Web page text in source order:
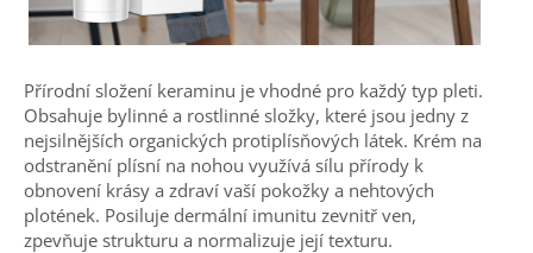
Přírodní složení keraminu je vhodné pro každý typ pleti.
Obsahuje bylinné a rostlinné složky, které jsou jedny z
nejsilnějších organických protiplísňových látek. Krém na
odstranění plísní na nohou využívá sílu přírody k
obnovení krásy a zdraví vaší pokožky a nehtových
plotének. Posiluje dermální imunitu zevnitř ven,
zpevňuje strukturu a normalizuje její texturu.